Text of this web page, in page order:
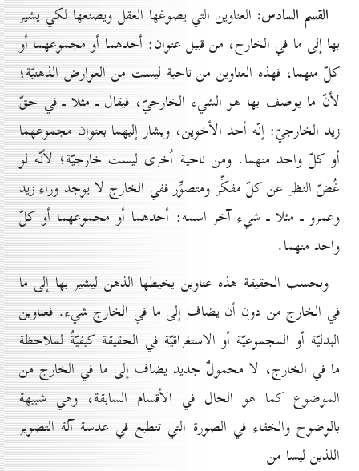
القسم السادس: العناوين التي يصوغها العقل ويصنعها لكي يشير
بها إلى ما في الخارج، من قبيل عنوان: أحدهما أو مجموعهما أو
كلّ منهما، فهذه العناوين من ناحية ليست من العوارض الذهنيّة؛
لأنّ ما يوصف بها هو الشيء الخارجيّ، فيقال ـ مثلا ـ في حقّ
زيد الخارجيّ: إنّه أحد الأخوين، ويشار إليهما بعنوان مجموعهما
أو كلّ واحد منهما. ومن ناحية اُخرى ليست خارجيّة؛ لأنّه لو
غُضّ النظر عن كلّ مفكِّر ومتصوِّر ففي الخارج لا يوجد وراء زيد
وعمرو ـ مثلا ـ شيء آخر اسمه: أحدهما أو مجموعهما أو كلّ
واحد منهما.
وبحسب الحقيقة هذه عناوين يخيطها الذهن ليشير بها إلى ما
في الخارج من دون أن يضاف إلى ما في الخارج شيء. فعناوين
البدليّة أو المجموعيّة أو الاستغراقيّة في الحقيقة كيفيّةٌ لملاحظة
ما في الخارج، لا محمولٌ جديد يضاف إلى ما في الخارج من
الموضوع كما هو الحال في الأقسام السابقة، وهي شبيهة
بالوضوح والخفاء في الصورة التي تنطبع في عدسة آلة التصوير
اللذين ليسا من